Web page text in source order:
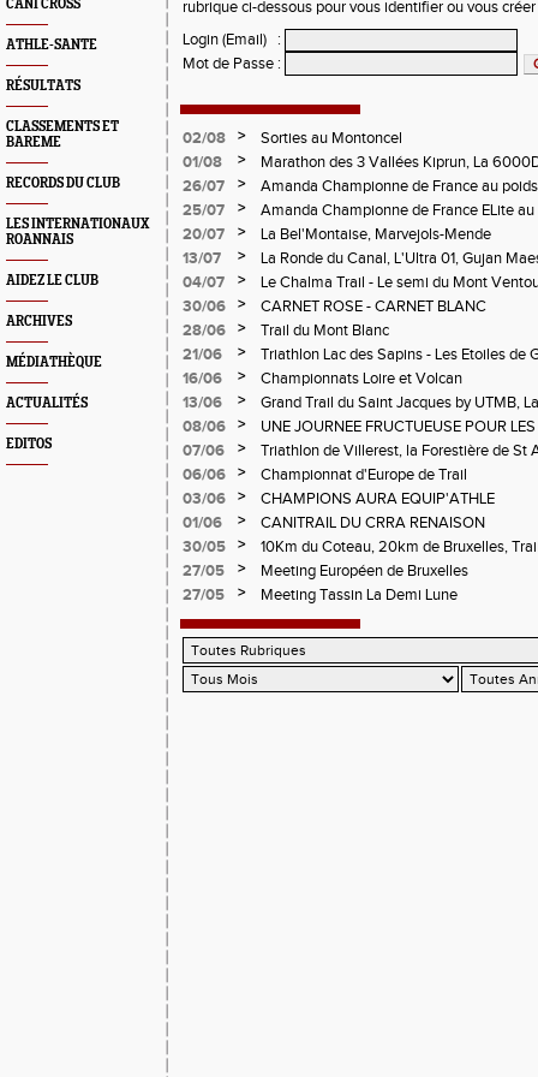
CANI CROSS
ATHLE-SANTE
RÉSULTATS
CLASSEMENTS ET
BAREME
RECORDS DU CLUB
LES INTERNATIONAUX
ROANNAIS
AIDEZ LE CLUB
ARCHIVES
MÉDIATHÈQUE
ACTUALITÉS
EDITOS
rubrique ci-dessous pour vous identifier ou vous
Login (Email)
:
Mot de Passe :
02/08 >
Sorties au Montoncel
01/08
>
Marathon des 3 Vallées Kiprun, La
Verticale d'Orcières, St Augustin
26/07 >
Amanda Championne de France au poids
25/07
>
Amanda Championne de France ELite
20/07
>
La Bel'Montaise, Marvejols-Mende
13/07
>
La Ronde du Canal, L'Ultra 01, Gujan
04/07
>
Le Chalma Trail - Le semi du Mont
Cublize - Les Passerelles de Monteynard
Pralognon La Vanoise
30/06 >
CARNET ROSE - CARNET BLANC
28/06
>
Trail du Mont Blanc
21/06
>
Triathlon Lac des Sapins - Les Etoiles de
16/06
>
Championnats Loire et Volcan
13/06
>
Grand Trail du Saint Jacques by UTMB,
d'Andrézieux-Bouthéon
08/06 >
UNE JOURNEE FRUCTUEUSE POUR
CHAMPIONNATS DE LA LOIRE A
07/06 >
Triathlon de Villerest, la Forestière de St
Circuit de la Sure, Tour du Pays Roannais
06/06 >
Championnat d'Europe de Trail
03/06
>
CHAMPIONS AURA EQUIP'ATHLE
01/06
>
CANITRAIL DU CRRA RENAISON
30/05
>
10Km du Coteau, 20km de Bruxelles,
Pilatrail
27/05 >
Meeting Européen de Bruxelles
27/05
> Meeting Tassin La Demi Lune